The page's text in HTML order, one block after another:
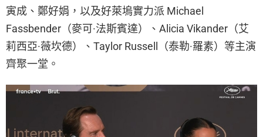
寅成、鄭好娟，以及好萊塢實力派 Michael
Fassbender（麥可·法斯賓達）、Alicia Vikander（艾
莉西亞·薇坎德）、Taylor Russell（泰勒·羅素）等主演
齊聚一堂。